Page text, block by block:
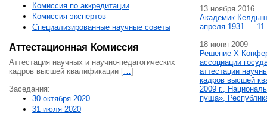
Комиссия по аккредитации
Комиссия экспертов
Специализированные научные советы
Аттестационная Комиссия
Аттестация научных и научно-педагогических
кадров высшей квалификации […]
Заседания:
30 октября 2020
31 июля 2020
13 ноября 2016
Академик
апреля 1931 — 11
18 июня 2009
Решение X
ассоциации
аттестации
кадров высшей
2009 г.,
пуща»,